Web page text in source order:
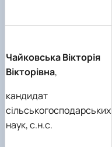
Чайковська Вікторія
Вікторівна,
кандидат
сільськогосподарських
наук, с.н.с.